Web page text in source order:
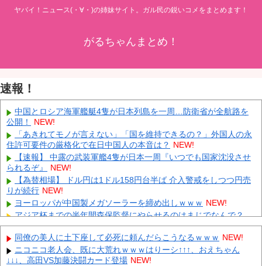
ヤバイ！ニュース(・∀・)の姉妹サイト。ガル民の鋭いコメをまとめます！
がるちゃんまとめ！
速報！
中国とロシア海軍艦艇4隻が日本列島を一周…防衛省が全航路を
公開！
NEW!
「あきれてモノが言えない」「国を維持できるの？」外国人の永
住許可要件の厳格化で在日中国人の本音は？ NEW!
【速報】 中露の武装軍艦4隻が日本一周『いつでも国家沈没させ
られるぞ』
NEW!
【為替相場】 ドル円は1ドル158円台半ば 介入警戒をしつつ円売
りが続行 NEW!
ヨーロッパが中国製メガソーラーを締め出しｗｗｗ NEW!
アジア杯までの半年間森保監督にやらせるのはまじでなんで？
NEW!
外国人「2026年バロンドールは誰が受賞すべき?」エンバペ、今
季無冠でも初受賞か!?海外ファンが考える本命とは!?【海外の反
応】
NEW!
同僚の美人に土下座して必死に頼んだらこうなるｗｗｗ NEW!
ニコニコ老人会、既に大荒れｗｗｗはりーシ↑↑↑、おえちゃん
↓↓↓、高田VS加藤決闘カード登場 NEW!